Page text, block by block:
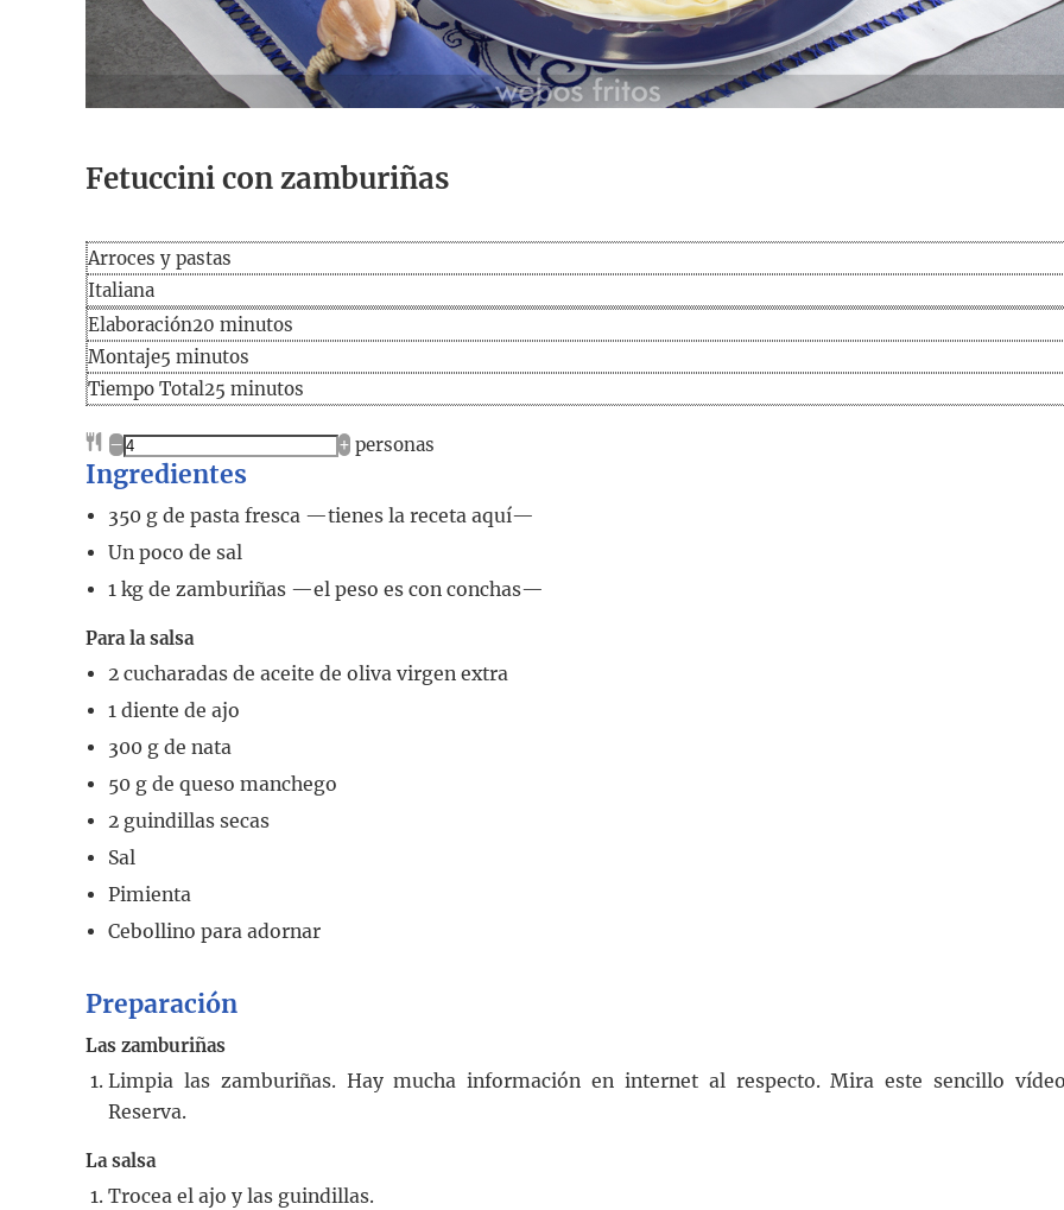
Fetuccini con zamburiñas
Arroces y pastas
Italiana
Elaboración
Elaboración20 minutos
minutos
Montaje5 minutos
minutos
Tiempo
Tiempo Total25 minutos
minutos
– + personas
Ingredientes
350 g de pasta fresca —tienes la receta aquí—
Un poco de sal
1 kg de zamburiñas —el peso es con conchas—
Para la salsa
2 cucharadas de aceite de oliva virgen extra
1 diente de ajo
300 g de nata
50 g de queso manchego
2 guindillas secas
Sal
Pimienta
Cebollino para adornar
Preparación
Las zamburiñas
Limpia las zamburiñas. Hay mucha información en internet al respecto. Mira este sencillo
Reserva.
La salsa
Trocea el ajo y las guindillas.